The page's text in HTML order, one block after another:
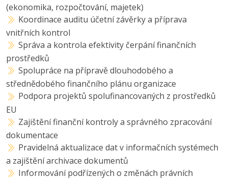
(ekonomika, rozpočtování, majetek)
Koordinace auditu účetní závěrky a příprava
vnitřních kontrol
Správa a kontrola efektivity čerpání finančních
prostředků
Spolupráce na přípravě dlouhodobého a
střednědobého finančního plánu organizace
Podpora projektů spolufinancovaných z prostředků
EU
Zajištění finanční kontroly a správného zpracování
dokumentace
Pravidelná aktualizace dat v informačních systémech
a zajištění archivace dokumentů
Informování podřízených o změnách právních